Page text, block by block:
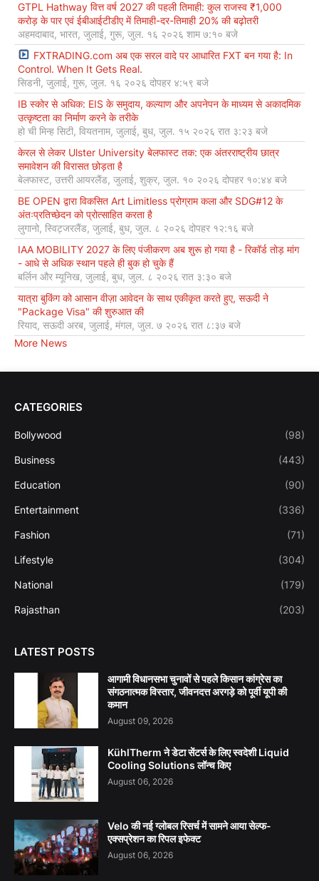
GTPL Hathway वित्त वर्ष 2027 की पहली तिमाही: कुल राजस्व ₹1,000
करोड़ के पार एवं ईबीआईटीडीए में तिमाही-दर-तिमाही 20% की बढ़ोतरी
अहमदाबाद, भारत, जुलाई, गुरू, जुल. १६ २०२६ शाम ७:१० बजे
FXTRADING.com अब एक सरल वादे पर आधारित FXT बन गया है: In
Control. When It Gets Real.
सिडनी, जुलाई, गुरू, जुल. १६ २०२६ दोपहर ४:५९ बजे
IB स्कोर से अधिक: EIS के समुदाय, कल्याण और अपनेपन के माध्यम से अकादमिक
उत्कृष्टता का निर्माण करने के तरीके
हो ची मिन्ह सिटी, वियतनाम, जुलाई, बुध, जुल. १५ २०२६ रात ३:२३ बजे
केरल से लेकर Ulster University बेलफास्ट तक: एक अंतरराष्ट्रीय छात्र
समावेशन की विरासत छोड़ता है
बेलफास्ट, उत्तरी आयरलैंड, जुलाई, शुक्र, जुल. १० २०२६ दोपहर १०:४४ बजे
BE OPEN द्वारा विकसित Art Limitless प्रोग्राम कला और SDG#12 के
अंतःप्रतिच्छेदन को प्रोत्साहित करता है
लुगानो, स्विट्जरलैंड, जुलाई, बुध, जुल. ८ २०२६ दोपहर १२:१६ बजे
IAA MOBILITY 2027 के लिए पंजीकरण अब शुरू हो गया है - रिकॉर्ड तोड़ मांग
- आधे से अधिक स्थान पहले ही बुक हो चुके हैं
बर्लिन और म्यूनिख, जुलाई, बुध, जुल. ८ २०२६ रात ३:३० बजे
यात्रा बुकिंग को आसान वीज़ा आवेदन के साथ एकीकृत करते हुए, सऊदी ने
"Package Visa" की शुरुआत की
रियाद, सऊदी अरब, जुलाई, मंगल, जुल. ७ २०२६ रात ८:३७ बजे
More News
CATEGORIES
Bollywood (98)
Business (443)
Education (90)
Entertainment (336)
Fashion (71)
Lifestyle (304)
National (179)
Rajasthan (203)
LATEST POSTS
आगामी विधानसभा चुनावों से पहले किसान कांग्रेस का
संगठनात्मक विस्तार, जीवनदत्त अरगड़े को पूर्वी यूपी की
कमान
August 09, 2026
KühlTherm ने डेटा सेंटर्स के लिए स्वदेशी Liquid
Cooling Solutions लॉन्च किए
August 06, 2026
Velo की नई ग्लोबल रिसर्च में सामने आया सेल्फ-
एक्सप्रेशन का रिपल इफेक्ट
August 06, 2026